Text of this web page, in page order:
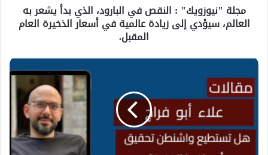
مجلة "نيوزويك" : النقص في البارود، الذي بدأ يشعر به
العالم، سيؤدي إلى زيادة عالمية في أسعار الذخيرة العام
المقبل.